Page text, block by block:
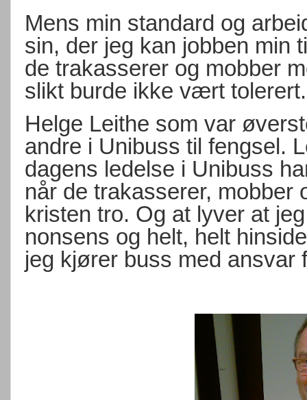
Mens min standard og
sin, der jeg kan jobben min
de trakasserer og mobber
slikt burde ikke vært tolerert.
Helge Leithe som var
andre i Unibuss til fengsel.
dagens ledelse i Unibuss
når de trakasserer, mobber
kristen tro. Og at lyver at
nonsens og helt, helt
jeg kjører buss med ansvar